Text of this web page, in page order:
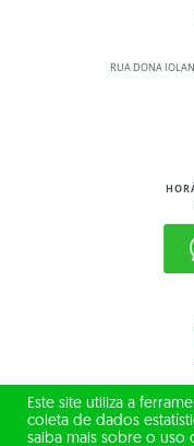
RUA DONA
© 2017 - 2026
Este site utiliza a
coleta de dados
saiba mais sobre o